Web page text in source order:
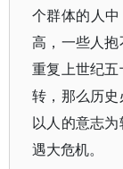
个群体的人
高，一些人
重复上世纪
转，那么历
以人的意志
遇大危机。